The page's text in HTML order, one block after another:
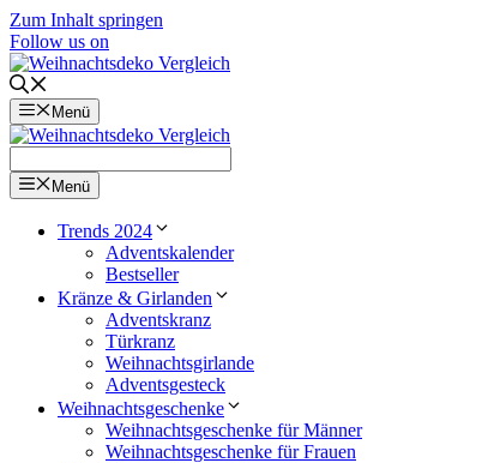
Zum Inhalt springen
Follow us on
Menü
Menü
Trends 2024
Adventskalender
Bestseller
Kränze & Girlanden
Adventskranz
Türkranz
Weihnachtsgirlande
Adventsgesteck
Weihnachtsgeschenke
Weihnachtsgeschenke für Männer
Weihnachtsgeschenke für Frauen